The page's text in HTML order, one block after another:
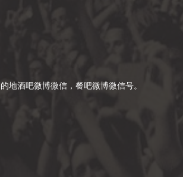
地酒吧微博微信，餐吧微博微信号。